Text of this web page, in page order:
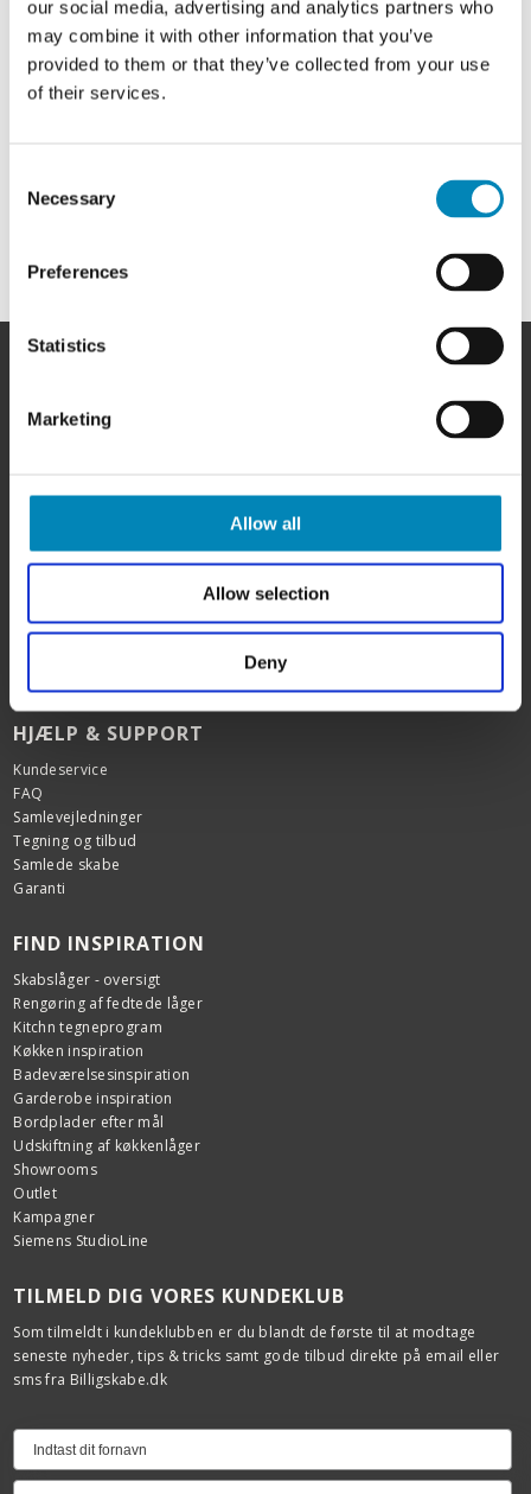
our social media, advertising and analytics partners who
may combine it with other information that you’ve
provided to them or that they’ve collected from your use
of their services.
Selection
Necessary
Preferences
Statistics
Marketing
Allow all
Allow selection
Deny
Armatur og bundventil medfølgere ikke, men kan nemt tilkøbes.
SHOWROOM OG WEBSHOP
Tlf. +45 6913 6970
HJÆLP & SUPPORT
Kundeservice
FAQ
Samlevejledninger
Tegning og tilbud
Samlede skabe
Garanti
FIND INSPIRATION
Skabslåger - oversigt
Rengøring af fedtede låger
Kitchn tegneprogram
Køkken inspiration
Badeværelsesinspiration
Garderobe inspiration
Bordplader efter mål
Udskiftning af køkkenlåger
Showrooms
Outlet
Kampagner
Siemens StudioLine
TILMELD DIG VORES KUNDEKLUB
Som tilmeldt i kundeklubben er du blandt de første til at modtage
seneste nyheder, tips & tricks samt gode tilbud direkte på email eller
sms fra Billigskabe.dk